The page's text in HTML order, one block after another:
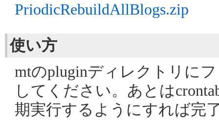
PriodicRebuildAllBlogs.zip
使い方
mtのpluginディレクトリに
してください。あとは
期実行するようにすれば完